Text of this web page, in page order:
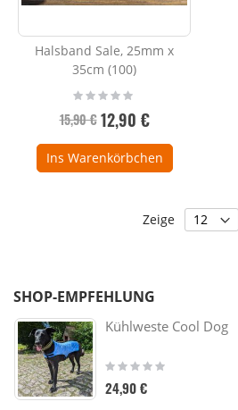
Halsband Sale, 25mm x
35cm (100)
Rating:
0%
15,90 € Sonderpreis
12,90 €
Ins Warenkörbchen
Zeige
SHOP-EMPFEHLUNG
Kühlweste Cool Dog
Rating:
24,90 €